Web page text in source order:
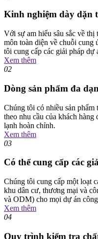
Kinh nghiệm dày dặn
Với sự am hiểu sâu sắc về
môn toàn diện về chuỗi
tôi cung cấp các giải pháp dự
Xem thêm
02
Dòng sản phẩm đa
Chúng tôi có nhiều sản
theo nhu cầu của khách hàng
lạnh hoàn chỉnh.
Xem thêm
03
Có thể cung cấp các
Chúng tôi cung cấp một loạt
khu dân cư, thương mại và
và ODM) cho mọi dự án
Xem thêm
04
Quy trình kiểm tra